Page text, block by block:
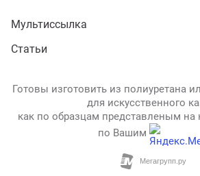
Мультиссылка
Статьи
Готовы изготовить из полиуретана
для искусственного
как по образцам представленым на
по Вашим